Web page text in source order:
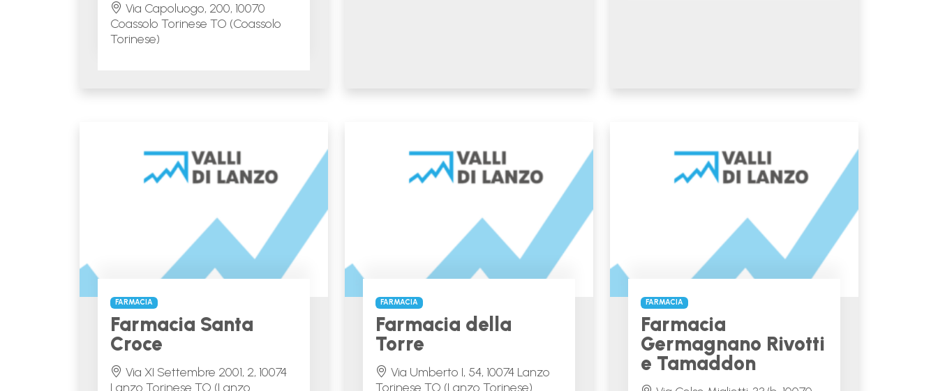
Via Capoluogo, 200, 10070
Coassolo Torinese TO (Coassolo
Torinese)
FARMACIA
Farmacia Santa
Croce
Via XI Settembre 2001, 2, 10074
Lanzo Torinese TO (Lanzo
FARMACIA
Farmacia della
Torre
Via Umberto I, 54, 10074 Lanzo
Torinese TO (Lanzo Torinese)
FARMACIA
Farmacia
Germagnano Rivotti
e Tamaddon